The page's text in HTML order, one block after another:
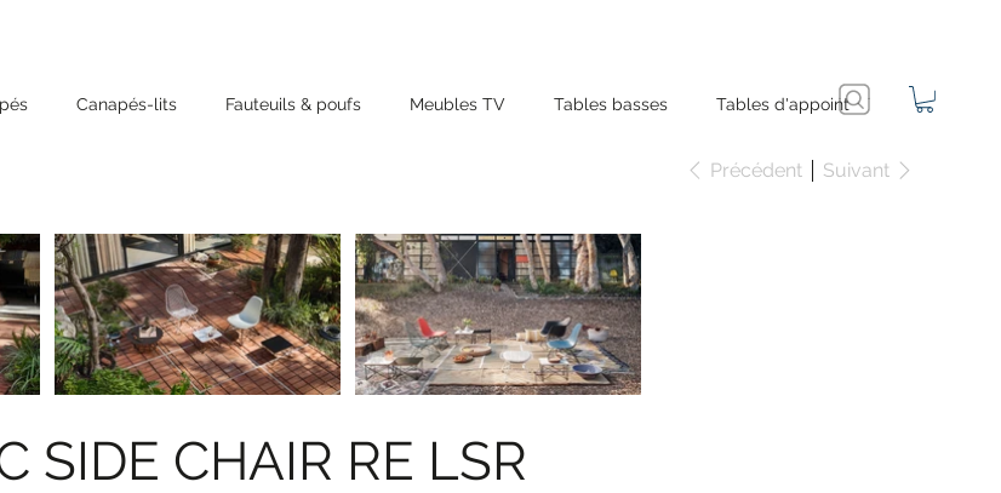
Canapés-lits Fauteuils & poufs Meubles TV Tables basses Tables d'appoint
Précédent Suivant
SIDE CHAIR RE LSR